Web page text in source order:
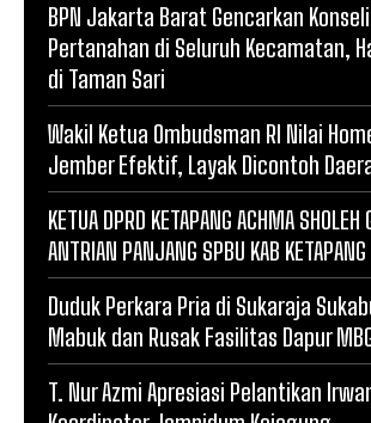
BPN Jakarta Barat Gencarkan
Pertanahan di Seluruh Kecamatan,
di Taman Sari
Wakil Ketua Ombudsman RI Nilai
Jember Efektif, Layak Dicontoh
KETUA DPRD KETAPANG ACHMA SHOLEH
ANTRIAN PANJANG SPBU KAB KETAPANG
Duduk Perkara Pria di Sukaraja
Mabuk dan Rusak Fasilitas Dapur
T. Nur Azmi Apresiasi Pelantikan